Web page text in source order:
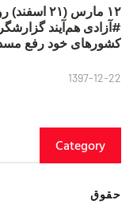
۱۲ مارس
کشورهای خود رفع
1397-12-22
Category
حقوق